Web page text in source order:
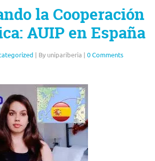
la Cooperación
AUIP en España
| By unipariberia | 0 Comments